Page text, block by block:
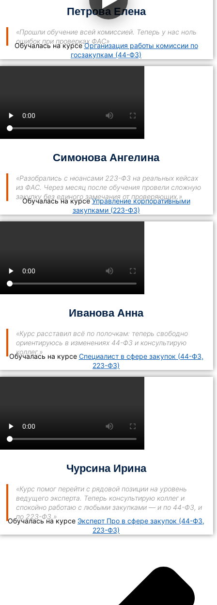
Петрова Елена
«Прошли обучение всей комиссией. Теперь у нас ноль
ошибок при проверках ФАС»
Обучалась на курсеОрганизация работы комиссии по
госзакупкам (44-ФЗ)
Симонова Ангелина
«Разобрались с нюансами 223-ФЗ на реальных кейсах
из ФАС. Через месяц после обучения провели сложную
закупку без единого замечания от проверяющих.»
Обучалась на курсеУправление корпоративными
закупками (223-ФЗ)
Иванова Анна
«Курс расставил всё по полочкам: теперь свободно
ориентируюсь в изменениях 44-ФЗ и консультирую
коллег.»
Обучалась на курсе Специалист в сфере закупок (44-ФЗ,
223-ФЗ)
Чурсина Ирина
«Курс помог перейти с рядовой позиции на уровень
ведущего эксперта. Теперь консультирую коллег и
спокойно работаю с любыми закупками — и по 44-ФЗ, и
по 223-ФЗ.»
Обучалась на курсе Эксперт Про в сфере закупок (44-ФЗ,
223-ФЗ)